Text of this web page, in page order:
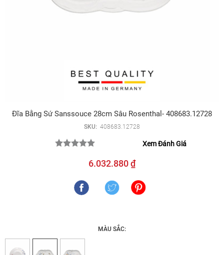
Đĩa Bằng Sứ Sanssouce 28cm Sâu Rosenthal- 408683.12728
SKU: 408683.12728
Xem Đánh Giá
6.032.880 ₫
MÀU SẮC: